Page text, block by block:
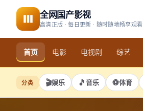
全网国产影视
高清正版 · 每日更新 · 随时随地畅享观看
首页 电影 电视剧 综艺
分类 🎬娱乐 🎵音乐 ⚽体育